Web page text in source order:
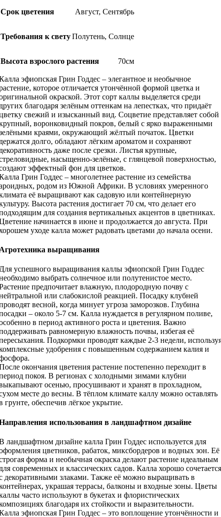
Срок цветения Август, Сентябрь
Требования к светуПолутень, Солнце
Высота взрослого растения 70см
эфиопская Грин Годдес – элегантное и необычное
которое отличается утончённой формой цветка и
окраской. Этот сорт каллы выделяется среди
благодаря зелёным оттенкам на лепестках, что придаёт
свежий и изысканный вид. Соцветие представляет собой
воронковидный покров, белый с ярко выраженными
краями, окружающий жёлтый початок. Цветки
долго, обладают лёгким ароматом и сохраняют
даже после срезки. Листья крупные,
насыщенно-зелёные, с глянцевой поверхностью,
эффектный фон для цветков.
Грин Годдес – многолетнее растение из семейства
родом из Южной Африки. В условиях умеренного
её выращивают как садовую или контейнерную
Высота растения достигает 70 см, что делает его
для создания вертикальных акцентов в цветниках.
начинается в июне и продолжается до августа. При
уходе калла может радовать цветами до начала осени.
выращивания
успешного выращивания каллы эфиопской Грин Годдес
выбрать солнечное или полутенистое место.
предпочитает влажную, плодородную почву с
или слабокислой реакцией. Посадку клубней
весной, когда минует угроза заморозков. Глубина
– около 5-7 см. Калла нуждается в регулярном поливе,
в период активного роста и цветения. Важно
равномерную влажность почвы, избегая её
Подкормки проводят каждые 2-3 недели,
удобрения с повышенным содержанием калия и
окончания цветения растение постепенно переходит в
покоя. В регионах с холодными зимами клубни
осенью, просушивают и хранят в прохладном,
месте до весны. В тёплом климате каллу можно оставлять
грунте, обеспечив лёгкое укрытие.
использования в ландшафтном дизайне
ландшафтном дизайне калла Грин Годдес используется для
цветников, рабаток, миксбордеров и водных зон. Её
форма и необычная окраска делают растение идеальным
современных и классических садов. Калла хорошо сочетается
декоративными злаками. Также её можно выращивать в
украшая террасы, балконы и входные зоны. Цветы
часто используют в букетах и флористических
благодаря их стойкости и выразительности.
эфиопская Грин Годдес – это воплощение утончённости и